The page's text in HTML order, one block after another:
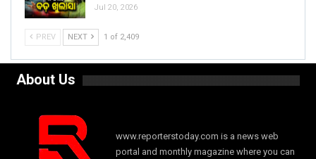
Jul 20, 2026
PREV NEXT 1 of 2,409
About Us
www.reporterstoday.com is a news web
portal and monthly magazine where you can